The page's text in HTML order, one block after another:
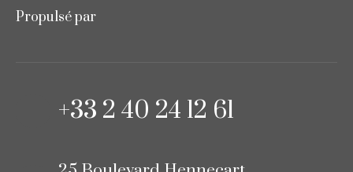
Propulsé par
+33 2 40 24 12 61